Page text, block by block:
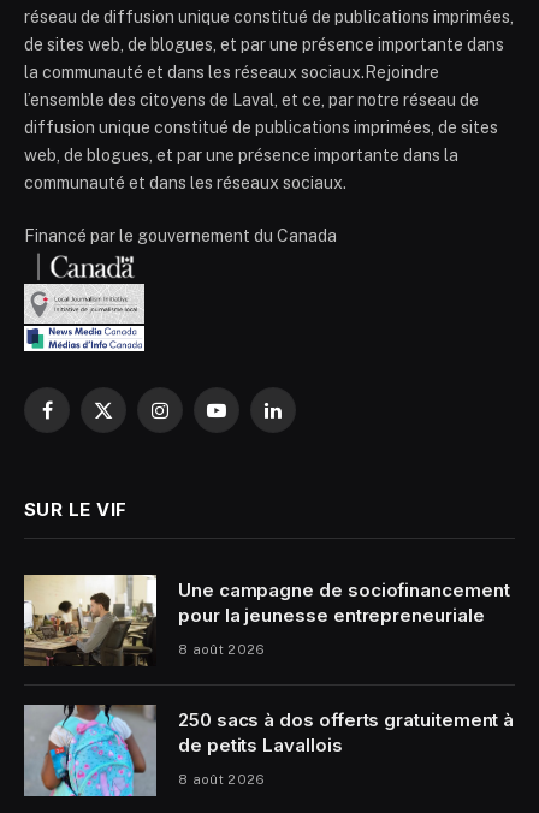
réseau de diffusion unique constitué de publications imprimées,
de sites web, de blogues, et par une présence importante dans
la communauté et dans les réseaux sociaux.Rejoindre
l’ensemble des citoyens de Laval, et ce, par notre réseau de
diffusion unique constitué de publications imprimées, de sites
web, de blogues, et par une présence importante dans la
communauté et dans les réseaux sociaux.
Financé par le gouvernement du Canada
Facebook
X
InstagramYouTubeLinkedIn
SUR LE VIF
Une campagne de sociofinancement
pour la jeunesse entrepreneuriale
8 août 2026
250 sacs à dos offerts gratuitement à
de petits Lavallois
8 août 2026